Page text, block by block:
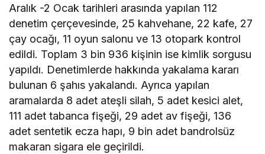
Aralık -2 Ocak tarihleri arasında yapılan 112
denetim çerçevesinde, 25 kahvehane, 22 kafe, 27
çay ocağı, 11 oyun salonu ve 13 otopark kontrol
edildi. Toplam 3 bin 936 kişinin ise kimlik sorgusu
yapıldı. Denetimlerde hakkında yakalama kararı
bulunan 6 şahıs yakalandı. Ayrıca yapılan
aramalarda 8 adet ateşli silah, 5 adet kesici alet,
111 adet tabanca fişeği, 29 adet av fişeği, 136
adet sentetik ecza hapı, 9 bin adet bandrolsüz
makaran sigara ele geçirildi.